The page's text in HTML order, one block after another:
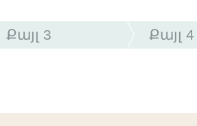
Քայլ 3 Քայլ 4